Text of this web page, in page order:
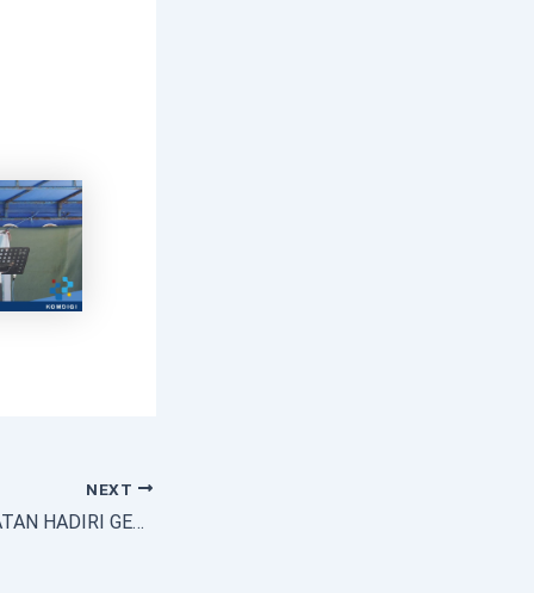
NEXT
WABUP NIAS SELATAN HADIRI GERAKAN PANGAN MURAH LANAL NIAS